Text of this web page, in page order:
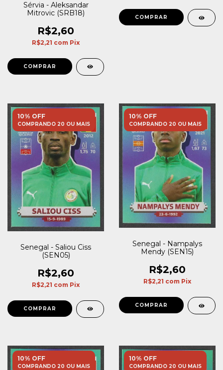
Sérvia - Aleksandar
Mitrovic (SRB18)
R$2,60
R$2,21 com Pix
10% OFF
COMPRANDO 20 OU MAIS
Senegal - Saliou Ciss
(SEN05)
R$2,60
R$2,21 com Pix
10% OFF
COMPRANDO 20 OU MAIS
Senegal - Nampalys
Mendy (SEN15)
R$2,60
R$2,21 com Pix
10% OFF
COMPRANDO 20 OU MAIS
10% OFF
COMPRANDO 20 OU MAIS